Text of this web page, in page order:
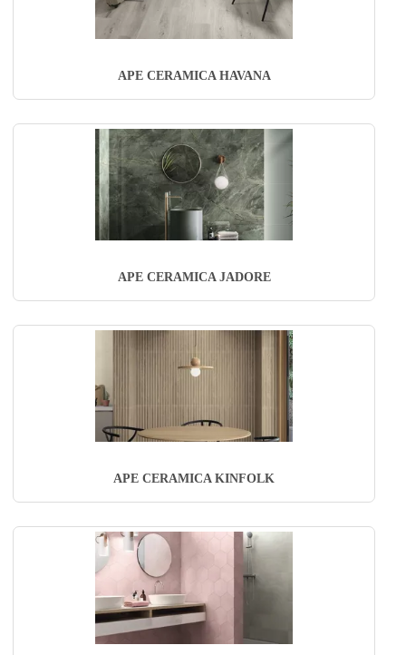
APE CERAMICA HAVANA
APE CERAMICA JADORE
APE CERAMICA KINFOLK